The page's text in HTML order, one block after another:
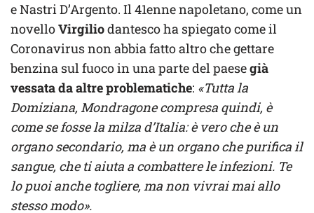
e Nastri D’Argento. Il 41enne napoletano, come un
novelloVirgiliodantesco ha spiegato come il
Coronavirus non abbia fatto altro che gettare
benzina sul fuoco in una parte del paesegià
vessata da altre problematiche: «Tutta la
Domiziana, Mondragone compresa quindi, è
come se fosse la milza d’Italia: è vero che è un
organo secondario, ma è un organo che purifica il
sangue, che ti aiuta a combattere le infezioni. Te
lo puoi anche togliere, ma non vivrai mai allo
stesso modo».